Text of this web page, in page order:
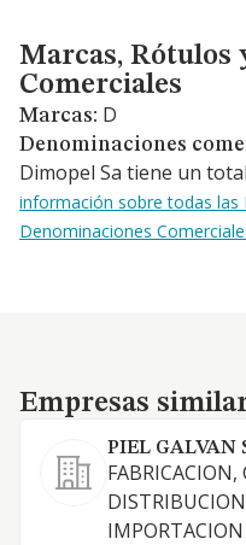
Marcas, Rótulos y
Marcas, Rótulos
Comerciales
Marcas: D
Denominaciones
Dimopel Sa tiene un
información sobre todas las
Denominaciones
Empresas similares
Empresas
PIEL GALVAN
FABRICACION,